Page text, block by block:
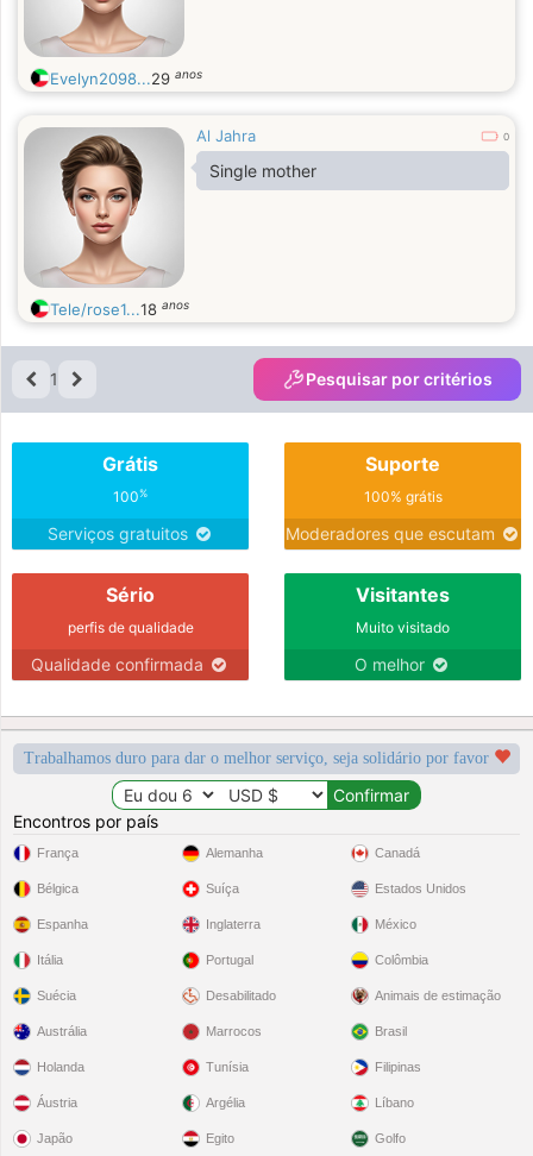
Evelyn2098...29 anos
Al Jahra 0
Single mother
Tele/rose1...18 anos
1 Pesquisar por critérios
Grátis
100%
Serviços gratuitos
Suporte
100% grátis
Moderadores que escutam
Sério
perfis de qualidade
Qualidade confirmada
Visitantes
Muito visitado
O melhor
Trabalhamos duro para dar o melhor serviço, seja solidário por favor
Encontros por país
França
Bélgica
Espanha
Itália
Suécia
Alemanha
Suíça
Inglaterra
Portugal
Desabilitado
Canadá
Estados Unidos
México
Colômbia
Animais de estimação
Austrália
Holanda
Áustria
Japão
Marrocos
Tunísia
Argélia
Egito
Brasil
Filipinas
Líbano
Golfo